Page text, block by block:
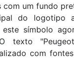
com um fundo
do logotipo
símbolo
texto
com